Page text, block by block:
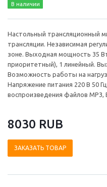
В наличии
Настольный трансляционный
трансляции. Независимая
зоне. Выходная мощность 35
приоритетный), 1 линейный.
Возможность работы на
Напряжение питания 220 В 50
воспроизведения файлов
8030 RUB
ЗАКАЗАТЬ ТОВАР